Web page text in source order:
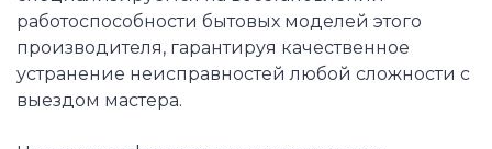
работоспособности бытовых моделей этого
производителя, гарантируя качественное
устранение неисправностей любой сложности с
выездом мастера.